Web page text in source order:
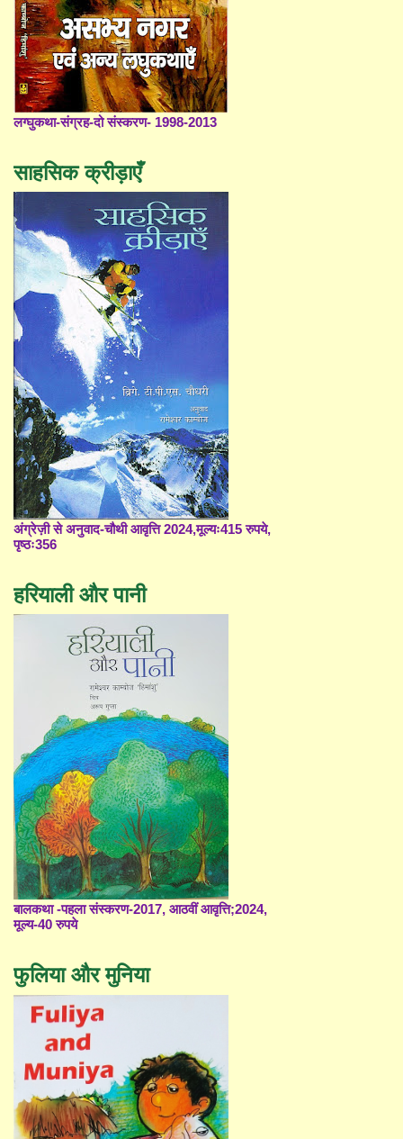
लग्घुकथा-संग्रह-दो संस्करण- 1998-2013
साहसिक क्रीड़ाएँ
अंग्रेज़ी से अनुवाद-चौथी आवृत्ति 2024,मूल्यः415 रुपये,
पृष्ठः356
हरियाली और पानी
बालकथा -पहला संस्करण-2017, आठवीं आवृत्ति;2024,
मूल्य-40 रुपये
फुलिया और मुनिया